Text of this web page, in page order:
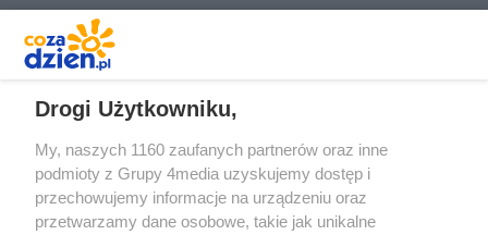
Drogi Użytkowniku,
My, naszych 1160 zaufanych partnerów oraz inne
podmioty z Grupy 4media uzyskujemy dostęp i
przechowujemy informacje na urządzeniu oraz
przetwarzamy dane osobowe, takie jak unikalne